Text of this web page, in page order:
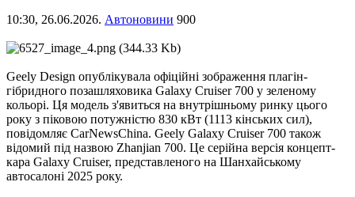
10:30, 26.06.2026. Автоновини 900
Geely Design опублікувала офіційні зображення плагін-
гібридного позашляховика Galaxy Cruiser 700 у зеленому
кольорі. Ця модель з'явиться на внутрішньому ринку цього
року з піковою потужністю 830 кВт (1113 кінських сил),
повідомляє CarNewsChina. Geely Galaxy Cruiser 700 також
відомий під назвою Zhanjian 700. Це серійна версія концепт-
кара Galaxy Cruiser, представленого на Шанхайському
автосалоні 2025 року.